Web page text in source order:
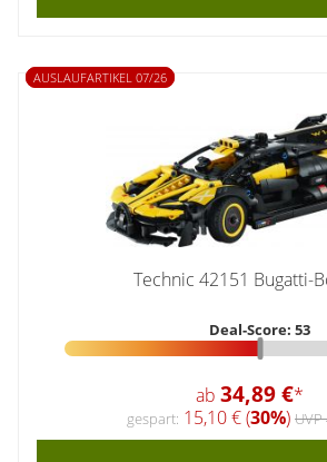
AUSLAUFARTIKEL 07/26
Technic 42151 Bugatti-
Deal-Score: 53
ab 34,89 €*
gespart: 15,10 € (30%) UVP